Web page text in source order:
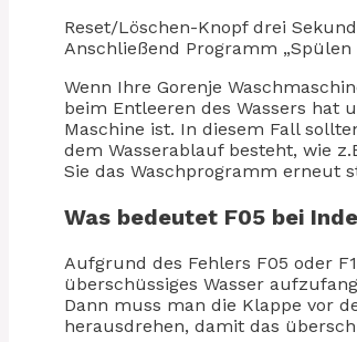
Reset/Löschen-Knopf drei
Anschließend Programm
Wenn Ihre Gorenje
beim Entleeren des Wassers hat
Maschine ist. In diesem Fall
dem Wasserablauf besteht, wie
Sie das Waschprogramm erneut
Was bedeutet F05 bei
Aufgrund des Fehlers F05 oder
überschüssiges Wasser
Dann muss man die Klappe vor
herausdrehen, damit das